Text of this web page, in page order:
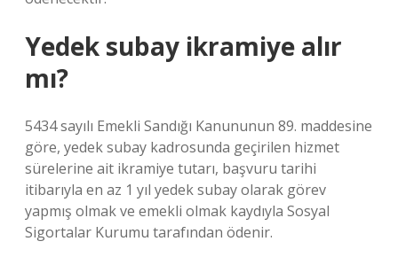
Yedek subay ikramiye alır
mı?
5434 sayılı Emekli Sandığı Kanununun 89. maddesine
göre, yedek subay kadrosunda geçirilen hizmet
sürelerine ait ikramiye tutarı, başvuru tarihi
itibarıyla en az 1 yıl yedek subay olarak görev
yapmış olmak ve emekli olmak kaydıyla Sosyal
Sigortalar Kurumu tarafından ödenir.